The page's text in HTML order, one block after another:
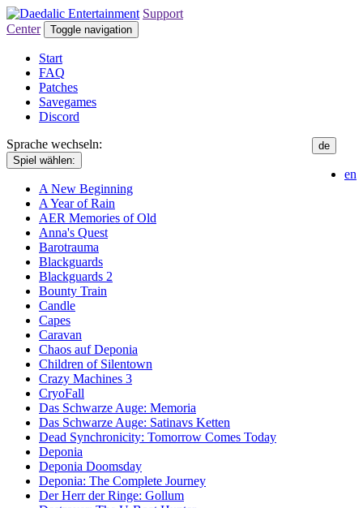
Support
Center
Toggle navigation
Start
FAQ
Patches
Savegames
Discord
Sprache wechseln:
de
en
Spiel wählen:
A New Beginning
A Year of Rain
AER Memories of Old
Anna's Quest
Barotrauma
Blackguards
Blackguards 2
Bounty Train
Candle
Capes
Caravan
Chaos auf Deponia
Children of Silentown
Crazy Machines 3
CryoFall
Das Schwarze Auge: Memoria
Das Schwarze Auge: Satinavs Ketten
Dead Synchronicity: Tomorrow Comes Today
Deponia
Deponia Doomsday
Deponia: The Complete Journey
Der Herr der Ringe: Gollum